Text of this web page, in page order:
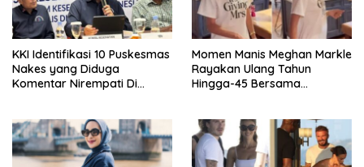
KKI Identifikasi 10 Puskesmas
Nakes yang Diduga
Komentar Nirempati Di
Momen Manis Meghan Markle
Rayakan Ulang Tahun
Hingga-45 Bersama